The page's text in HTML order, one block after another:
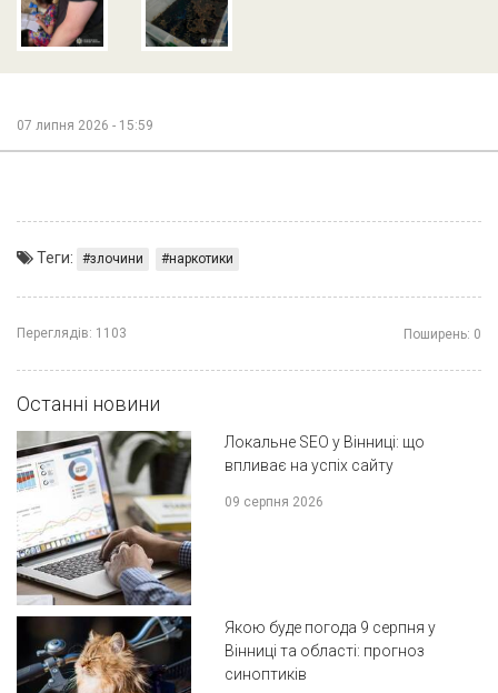
07 липня 2026 - 15:59
Теги: злочини наркотики
Переглядів: 1103 Поширень: 0
Останні новини
Локальне SEO у Вінниці: що
впливає на успіх сайту
09 серпня 2026
Якою буде погода 9 серпня у
Вінниці та області: прогноз
синоптиків